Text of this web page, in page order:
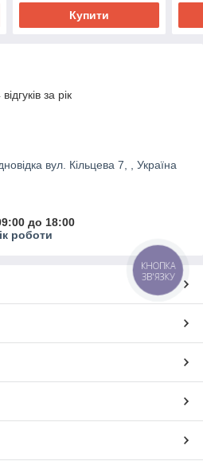
Купити
за рік
вул. Кільцева 7, , Україна
до 18:00
роботи
КНОПКА
ЗВ'ЯЗКУ